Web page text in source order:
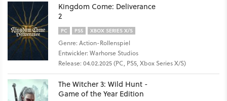
Kingdom Come: Deliverance
2
PC PS5 XBOX SERIES X/S
Genre: Action-Rollenspiel
Entwickler: Warhorse Studios
Release: 04.02.2025 (PC, PS5, Xbox Series X/S)
The Witcher 3: Wild Hunt -
Game of the Year Edition